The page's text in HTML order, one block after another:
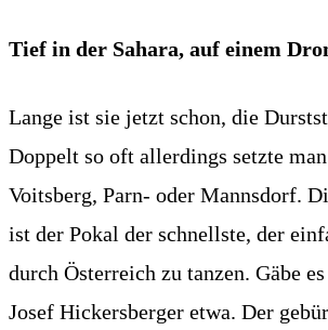
Tief in der Sahara, auf einem
Lange ist sie jetzt schon, die
Doppelt so oft allerdings setzte
Voitsberg, Parn- oder Mannsdorf.
ist der Pokal der schnellste, der
durch Österreich zu tanzen. Gäbe
Josef Hickersberger etwa. Der